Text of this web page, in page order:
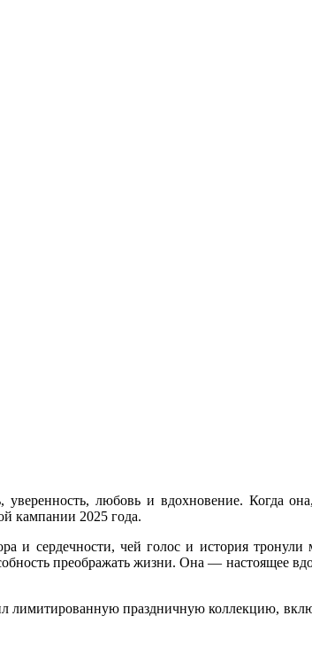
любовь и вдохновение. Когда
кампании 2025 года.
и сердечности, чей голос и история
преображать жизни. Она — настоящее
лимитированную праздничную коллекцию,